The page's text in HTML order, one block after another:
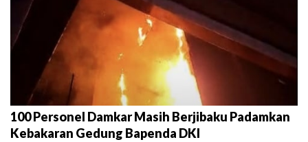
100 Personel Damkar Masih Berjibaku Padamkan
Kebakaran Gedung Bapenda DKI